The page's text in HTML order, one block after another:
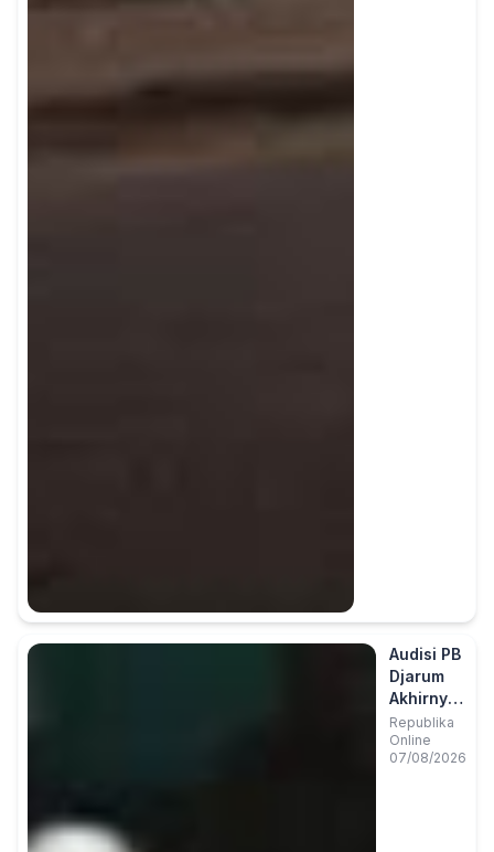
Audisi PB
Djarum
Akhirnya
Kembali
ke
Makassar
Republika
Online
07/08/2026